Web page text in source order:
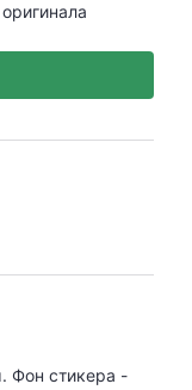
Фон стикера -